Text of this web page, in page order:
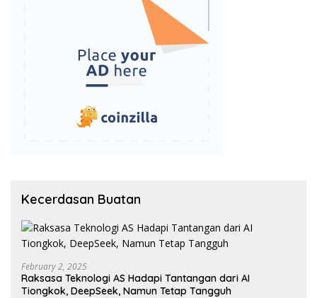
Kecerdasan Buatan
February 2, 2025
Raksasa Teknologi AS Hadapi Tantangan dari AI
Tiongkok, DeepSeek, Namun Tetap Tangguh